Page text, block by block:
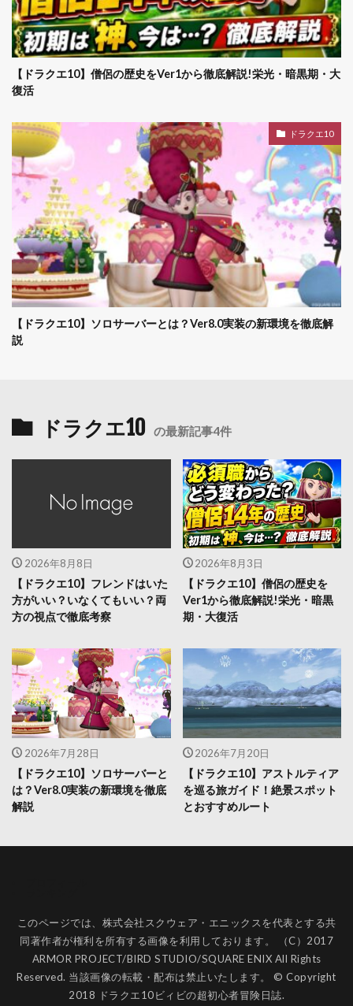
【ドラクエ10】僧侶の歴史をVer1から徹底解説!栄光・暗黒期・大
復活
ドラクエ10
【ドラクエ10】ソロサーバーとは？Ver8.0実装の新環境を徹底解
説
ドラクエ10 の最新記事4件
2026年8月8日
【ドラクエ10】フレンドはいた
方がいい？いなくてもいい？両
方の視点で徹底考察
2026年8月3日
【ドラクエ10】僧侶の歴史を
Ver1から徹底解説!栄光・暗黒
期・大復活
2026年7月28日
【ドラクエ10】ソロサーバーと
は？Ver8.0実装の新環境を徹底
解説
2026年7月20日
【ドラクエ10】アストルティア
を巡る旅ガイド！絶景スポット
とおすすめルート
このページでは、株式会社スクウェア・エニックスを代表とする共
同著作者が権利を所有する画像を利用しております。 （C）2017
ARMOR PROJECT/BIRD STUDIO/SQUARE ENIX All Rights
Reserved. 当該画像の転載・配布は禁止いたします。 © Copyright
2018 ドラクエ10ビィビの超初心者冒険日誌.